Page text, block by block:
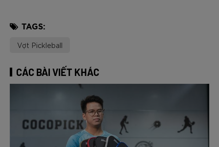
TAGS:
Vợt Pickleball
CÁC BÀI VIẾT KHÁC